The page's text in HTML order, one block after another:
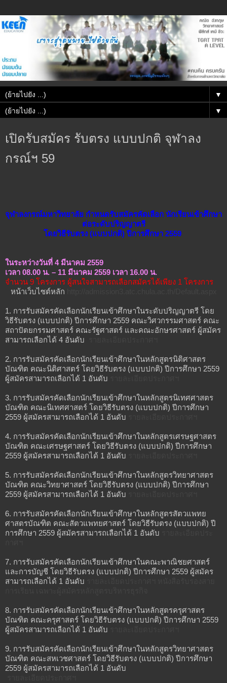
▼
▼
เปิดรับสมัคร รับตรง แบบปกติ จุฬาลง
กรณ์ฯ 59
จุฬาลงกรณ์มหาวิทยาลัย กำหนดรับสมัครคัดเลือก นักเรียนเข้าศึกษา
ต่อระดับปริญญาตรี
โดยวิธีรับตรง (แบบปกติ) ปีการศึกษา 2559
ในระหว่างวันที่ 4 มีนาคม 2559
เวลา 08.00 น. – 11 มีนาคม 2559 เวลา 16.00 น.
จำนวน 9 โครงการ ผู้สนใจสามารถเลือกสมัครได้เพียง 1 โครงการ
หน้าเว็บไซต์หลัก
1. การรับสมัครคัดเลือกนักเรียนเข้าศึกษาในระดับปริญญาตรี โดย
วิธีรับตรง (แบบปกติ) ปีการศึกษา 2559 คณะวิศวกรรมศาสตร์ คณะ
สถาปัตยกรรมศาสตร์ คณะรัฐศาสตร์ และคณะอักษรศาสตร์ ผู้สมัคร
สามารถเลือกได้ 4 อันดับ
2. การรับสมัครคัดเลือกนักเรียนเข้าศึกษาในหลักสูตรนิติศาสตร
บัณฑิต คณะนิติศาสตร์ โดยวิธีรับตรง (แบบปกติ) ปีการศึกษา 2559
ผู้สมัครสามารถเลือกได้ 1 อันดับ
3. การรับสมัครคัดเลือกนักเรียนเข้าศึกษาในหลักสูตรนิเทศศาสตร
บัณฑิต คณะนิเทศศาสตร์ โดยวิธีรับตรง (แบบปกติ) ปีการศึกษา
2559 ผู้สมัครสามารถเลือกได้ 1 อันดับ
4. การรับสมัครคัดเลือกนักเรียนเข้าศึกษาในหลักสูตรเศรษฐศาสตร
บัณฑิต คณะเศรษฐศาสตร์ โดยวิธีรับตรง (แบบปกติ) ปีการศึกษา
2559 ผู้สมัครสามารถเลือกได้ 1 อันดับ
5. การรับสมัครคัดเลือกนักเรียนเข้าศึกษาในหลักสูตรวิทยาศาสตร
บัณฑิต คณะวิทยาศาสตร์ โดยวิธีรับตรง (แบบปกติ) ปีการศึกษา
2559 ผู้สมัครสามารถเลือกได้ 1 อันดับ
6. การรับสมัครคัดเลือกนักเรียนเข้าศึกษาในหลักสูตรสัตวแพทย
ศาสตรบัณฑิต คณะสัตวแพทยศาสตร์ โดยวิธีรับตรง (แบบปกติ) ปี
การศึกษา 2559 ผู้สมัครสามารถเลือกได้ 1 อันดับ
7. การรับสมัครคัดเลือกนักเรียนเข้าศึกษาในคณะพาณิชยศาสตร์
และการบัญชี โดยวิธีรับตรง (แบบปกติ) ปีการศึกษา 2559 ผู้สมัคร
สามารถเลือกได้ 1 อันดับ
8. การรับสมัครคัดเลือกนักเรียนเข้าศึกษาในหลักสูตรครุศาสตร
บัณฑิต คณะครุศาสตร์ โดยวิธีรับตรง (แบบปกติ) ปีการศึกษา 2559
ผู้สมัครสามารถเลือกได้ 1 อันดับ
9. การรับสมัครคัดเลือกนักเรียนเข้าศึกษาในหลักสูตรวิทยาศาสตร
บัณฑิต คณะสหเวชศาสตร์ โดยวิธีรับตรง (แบบปกติ) ปีการศึกษา
2559 ผู้สมัครสามารถเลือกได้ 1 อันดับ